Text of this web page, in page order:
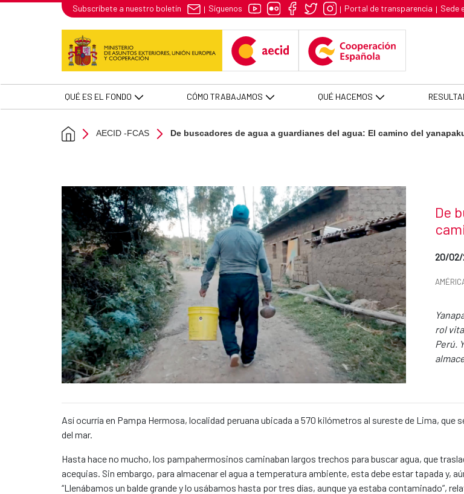
Skip to Main Content
De buscadores de agua a guardianes del agua: El
Subscríbete a nuestro boletín | Síguenos | Portal de transparencia | Sede
QUÉ ES EL FONDO CÓMO TRABAJAMOS QUÉ HACEMOS
AECID -FCAS De buscadores de agua a guardianes del agua: El camino del
De
Date
20/02/
News
rol
Perú.
News content
Así ocurría en Pampa Hermosa, localidad peruana ubicada a 570 kilómetros al sureste de Lima, que
del mar.
Hasta hace no mucho, los pampahermosinos caminaban largos trechos para buscar agua, que
acequias. Sin embargo, para almacenar el agua a temperatura ambiente, esta debe estar tapada y,
“Llenábamos un balde grande y lo usábamos hasta por tres días, aunque ya estaba contaminado”,